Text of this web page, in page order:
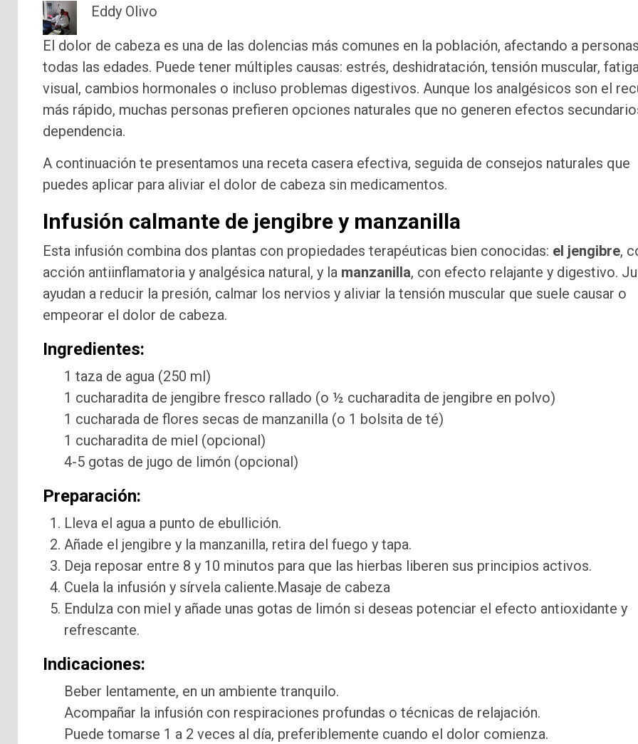
Eddy Olivo
El dolor de cabeza es una de las dolencias más comunes en la población, afectando a
todas las edades. Puede tener múltiples causas: estrés, deshidratación, tensión muscular,
visual, cambios hormonales o incluso problemas digestivos. Aunque los analgésicos son el
más rápido, muchas personas prefieren opciones naturales que no generen efectos
dependencia.
A continuación te presentamos una receta casera efectiva, seguida de consejos naturales que
puedes aplicar para aliviar el dolor de cabeza sin medicamentos.
Infusión calmante de jengibre y manzanilla
Esta infusión combina dos plantas con propiedades terapéuticas bien conocidas: el jengibre,
acción antiinflamatoria y analgésica natural, y la manzanilla, con efecto relajante y digestivo.
ayudan a reducir la presión, calmar los nervios y aliviar la tensión muscular que suele causar o
empeorar el dolor de cabeza.
Ingredientes:
1 taza de agua (250 ml)
1 cucharadita de jengibre fresco rallado (o ½ cucharadita de jengibre en polvo)
1 cucharada de flores secas de manzanilla (o 1 bolsita de té)
1 cucharadita de miel (opcional)
4-5 gotas de jugo de limón (opcional)
Preparación:
Lleva el agua a punto de ebullición.
Añade el jengibre y la manzanilla, retira del fuego y tapa.
Deja reposar entre 8 y 10 minutos para que las hierbas liberen sus principios activos.
Cuela la infusión y sírvela caliente.Masaje de cabeza
Endulza con miel y añade unas gotas de limón si deseas potenciar el efecto antioxidante y
refrescante.
Indicaciones:
Beber lentamente, en un ambiente tranquilo.
Acompañar la infusión con respiraciones profundas o técnicas de relajación.
Puede tomarse 1 a 2 veces al día, preferiblemente cuando el dolor comienza.